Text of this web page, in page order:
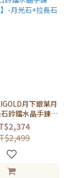
月下銀葉月
鈴鐺水晶手鍊
-月光石+拉長石